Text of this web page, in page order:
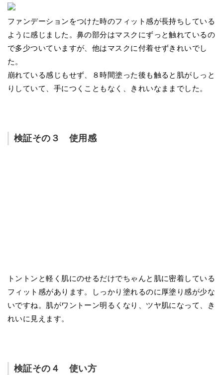
ファンデーションをつけた時のフィット感が長持ちしている
ように感じました。鼻の部分はマスクにずっと触れているの
で多少ついていますが、他はマスクに付着せずきれいでし
た。
崩れている感じもせず、８時間塗った後も触ると肌がしっと
りしていて、手につくこともなく、きれいなままでした。
検証その３ 使用感
トントンと軽く肌にのせるだけでちゃんと肌に密着している
フィット感があります。しっかり塗れるのに厚塗り感が少な
いですね。肌がワントーン明るくなり、ツヤ肌になって、き
れいに見えます。
検証その４ 使い方